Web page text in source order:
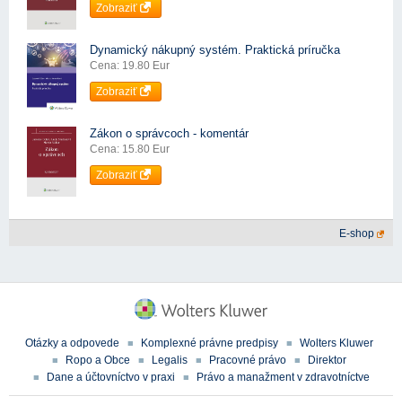
Zobraziť
Dynamický nákupný systém. Praktická príručka
Cena: 19.80 Eur
Zobraziť
Zákon o správcoch - komentár
Cena: 15.80 Eur
Zobraziť
E-shop
Otázky a odpovede Komplexné právne predpisy
Wolters Kluwer
Ropo a Obce
Legalis Pracovné právo
Direktor
Dane a účtovníctvo v praxi
Právo a manažment v zdravotníctve